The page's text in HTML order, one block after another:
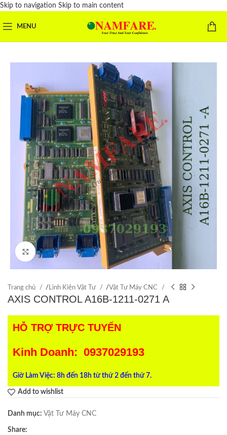
Skip to navigation Skip to main content
MENU
Click to enlarge
Trang chủ / Linh Kiện Vật Tư /Vật Tư Máy CNC
AXIS CONTROL A16B-1211-0271 A
HỖ TRỢ TRỰC TUYẾN
Kinh Doanh: 0937029193
Giờ Làm Việc: 8h đến 18h từ thứ 2 đến thứ 7.
Add to wishlist
Danh mục: Vật Tư Máy CNC
Share: